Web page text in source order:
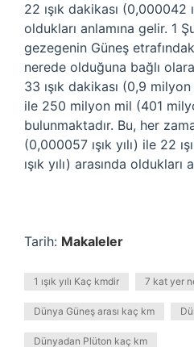
22 ışık dakikası (0,000042
oldukları anlamına gelir. 1
gezegenin Güneş
nerede olduğuna bağlı
33 ışık dakikası (0,9
ile 250 milyon mil (401
bulunmaktadır. Bu, her
(0,000057 ışık yılı) ile 22
ışık yılı) arasında oldukları
Tarih: Makaleler
1 ışık yılı Kaç kmdir 7 kat yer
Dünya Güneş arası kaç km
Dünyadan Plüton kaç km